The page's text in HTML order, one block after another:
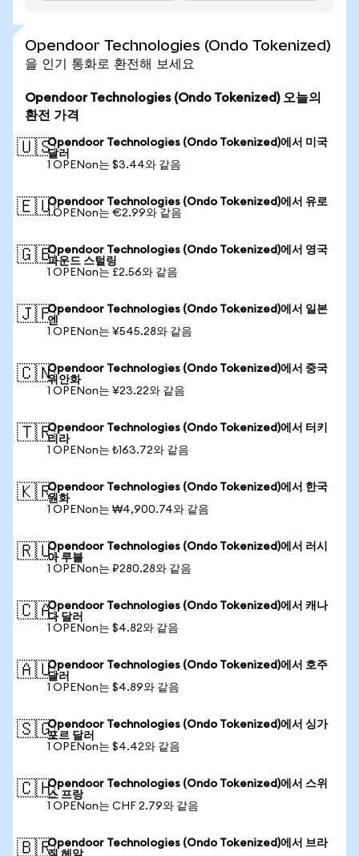
Opendoor Technologies (Ondo Tokenized)
을 인기 통화로 환전해 보세요
Opendoor Technologies (Ondo Tokenized) 오늘의
환전 가격
🇺🇸Opendoor Technologies (Ondo Tokenized)에서 미국
달러
1 OPENon는 $3.44와 같음
🇪🇺Opendoor Technologies (Ondo Tokenized)에서 유로
1 OPENon는 €2.99와 같음
🇬🇧Opendoor Technologies (Ondo Tokenized)에서 영국
파운드 스털링
1 OPENon는 £2.56와 같음
🇯🇵Opendoor Technologies (Ondo Tokenized)에서 일본
엔
1 OPENon는 ¥545.28와 같음
🇨🇳Opendoor Technologies (Ondo Tokenized)에서 중국
위안화
1 OPENon는 ¥23.22와 같음
🇹🇷Opendoor Technologies (Ondo Tokenized)에서 터키
리라
1 OPENon는 ₺163.72와 같음
🇰🇷Opendoor Technologies (Ondo Tokenized)에서 한국
원화
1 OPENon는 ₩4,900.74와 같음
🇷🇺Opendoor Technologies (Ondo Tokenized)에서 러시
아 루블
1 OPENon는 ₽280.28와 같음
🇨🇦Opendoor Technologies (Ondo Tokenized)에서 캐나
다 달러
1 OPENon는 $4.82와 같음
🇦🇺Opendoor Technologies (Ondo Tokenized)에서 호주
달러
1 OPENon는 $4.89와 같음
🇸🇬Opendoor Technologies (Ondo Tokenized)에서 싱가
포르 달러
1 OPENon는 $4.42와 같음
🇨🇭Opendoor Technologies (Ondo Tokenized)에서 스위
스 프랑
1 OPENon는 CHF 2.79와 같음
🇧🇷Opendoor Technologies (Ondo Tokenized)에서 브라